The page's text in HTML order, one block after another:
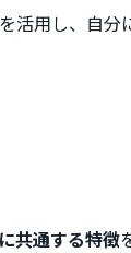
活用し、自分
共通する特徴